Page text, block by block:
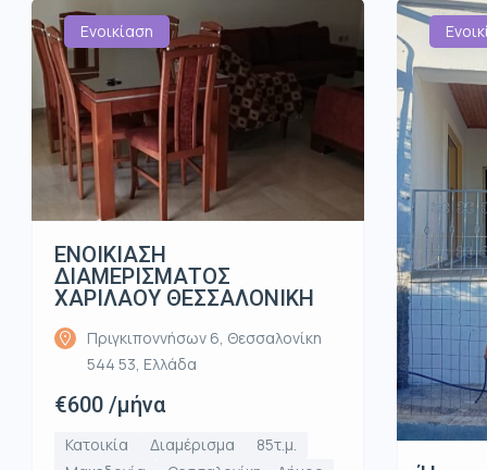
Ενοικίαση
ΕΝΟΙΚΙΑΣΗ
ΔΙΑΜΕΡΙΣΜΑΤΟΣ
ΧΑΡΙΛΑΟΥ ΘΕΣΣΑΛΟΝΙΚΗ
Πριγκιποννήσων 6, Θεσσαλονίκη
544 53, Ελλάδα
€600 /μήνα
Κατοικία Διαμέρισμα
85τ.μ.